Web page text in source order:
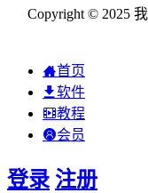
Copyright © 2025
首页
软件
教程
会员
登录 注册